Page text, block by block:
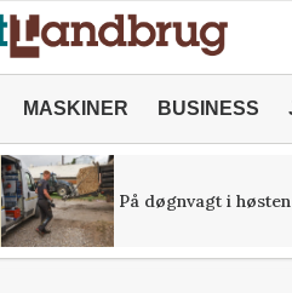
MASKINER BUSINESS
På døgnvagt i høsten